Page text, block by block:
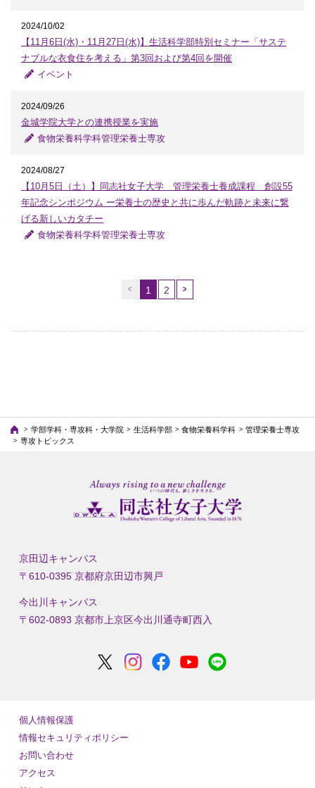
2024/10/02
【11月6日(水)・11月27日(水)】生活科学部特別セミナー「サステ
ナブルな衣食住を考える」第3回および第4回を開催
イベント
2024/09/26
金城学院大学との連携授業を実施
食物栄養科学科管理栄養士専攻
2024/08/27
【10月5日（土）】同志社女子大学 管理栄養士養成課程 創設55
年記念シンポジウム ー栄養士の歴史と共に歩んだ軌跡と未来に繋
げる新しいカタチー
食物栄養科学科管理栄養士専攻
1
の
2
学部学科・専攻科・大学院 生活科学部 食物栄養科学科
管理栄養士専攻
専攻トピックス
京田辺キャンパス
〒610-0395 京都府京田辺市興戸
今出川キャンパス
〒602-0893 京都市上京区今出川通寺町西入
個人情報保護
情報セキュリティポリシー
お問い合わせ
アクセス